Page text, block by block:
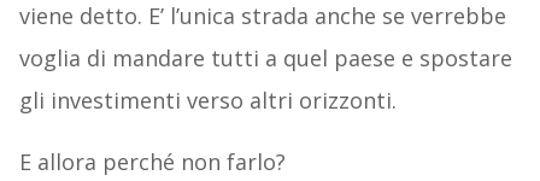
viene detto. E’ l’unica strada anche se verrebbe
voglia di mandare tutti a quel paese e spostare
gli investimenti verso altri orizzonti.
E allora perché non farlo?